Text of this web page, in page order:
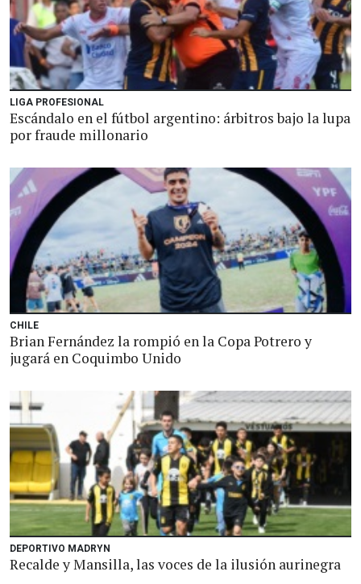
LIGA PROFESIONAL
Escándalo en el fútbol argentino: árbitros bajo la lupa
por fraude millonario
CHILE
Brian Fernández la rompió en la Copa Potrero y
jugará en Coquimbo Unido
DEPORTIVO MADRYN
Recalde y Mansilla, las voces de la ilusión aurinegra